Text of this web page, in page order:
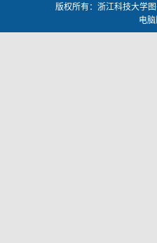
版权所有：浙江科技大学
电脑